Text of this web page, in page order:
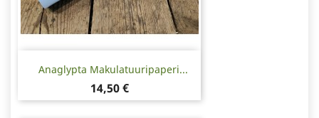
Anaglypta Makulatuuripaperi...
Hinta
14,50 €